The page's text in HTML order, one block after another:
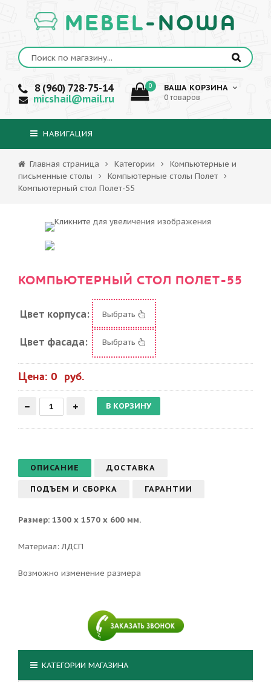
MEBEL-NOWA
8 (960) 728-75-14
micshail@mail.ru
0 ВАША КОРЗИНА
0 товаров
НАВИГАЦИЯ
Главная страница Категории
Компьютерные и
письменные столы
Компьютерные столы Полет
Компьютерный стол Полет-55
КОМПЬЮТЕРНЫЙ СТОЛ ПОЛЕТ-55
Цвет корпуса: Выбрать
Цвет фасада: Выбрать
Цена: 0 руб.
ОПИСАНИЕ ДОСТАВКА
ПОДЪЕМ И СБОРКА ГАРАНТИИ
Размер: 1300 х 1570 х 600 мм.
Материал: ЛДСП
Возможно изменение размера
КАТЕГОРИИ МАГАЗИНА